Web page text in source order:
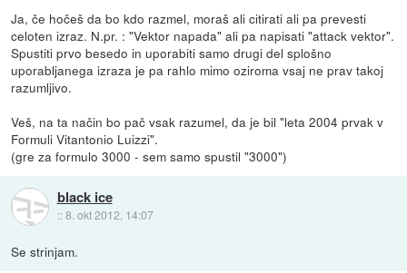
Ja, če hočeš da bo kdo razmel, moraš ali citirati ali pa prevesti
celoten izraz. N.pr. : "Vektor napada" ali pa napisati "attack vektor".
Spustiti prvo besedo in uporabiti samo drugi del splošno
uporabljanega izraza je pa rahlo mimo oziroma vsaj ne prav takoj
razumljivo.
Veš, na ta način bo pač vsak razumel, da je bil "leta 2004 prvak v
Formuli Vitantonio Luizzi".
(gre za formulo 3000 - sem samo spustil "3000")
black ice
::8. okt 2012, 14:07
Se strinjam.